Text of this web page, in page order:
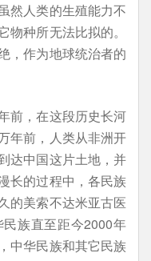
然人类的生殖能力不
种所无法比拟的。
，作为地球统治者的
前，在这段历史长河
年前，人类从非洲开
达中国这片土地，并
长的过程中，各民族
的美索不达米亚古医
族直至距今2000年
中华民族和其它民族